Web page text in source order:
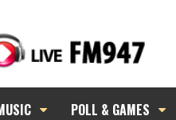
POLL & GAMES